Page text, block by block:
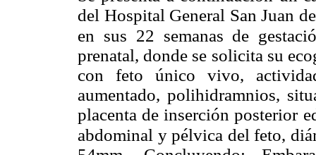
del Hospital General San Juan
en sus 22 semanas de
prenatal, donde se solicita su
con feto único vivo,
aumentado, polihidramnios,
placenta de inserción posterior
abdominal y pélvica del feto,